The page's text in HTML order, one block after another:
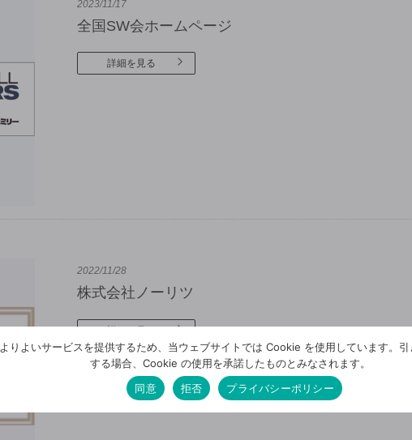
2023/11/17
全国SW会ホームページ
詳細を見る
2022/11/28
株式会社ノーリツ
よりよいサービスを提供するため、当ウェブサイトでは Cookie を使用しています。引
する場合、Cookie の使用を承諾したものとみなされます。
同意
拒否 プライバシーポリシー